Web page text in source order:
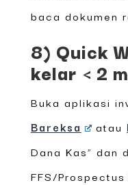
baca dokumen
8) Quick
kelar < 2
Buka aplikasi
Bareksa
atau
Dana Kas” dan
FFS/